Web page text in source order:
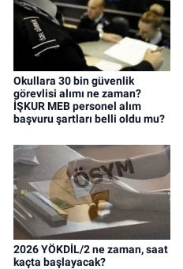
Okullara 30 bin güvenlik
görevlisi alımı ne zaman?
İŞKUR MEB personel alım
başvuru şartları belli oldu mu?
2026 YÖKDİL/2 ne zaman, saat
kaçta başlayacak?